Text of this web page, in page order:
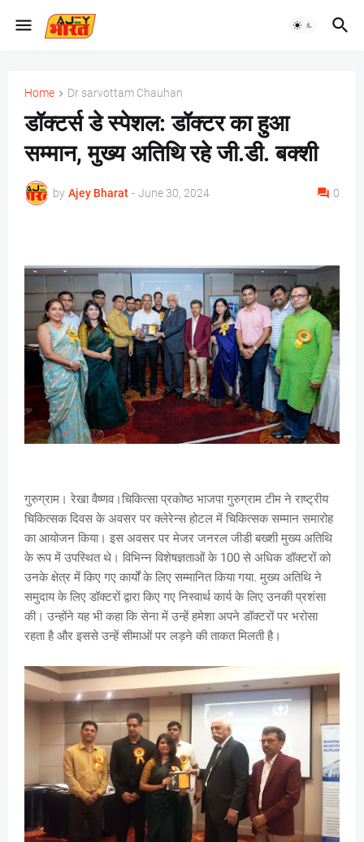
Home Dr sarvottam Chauhan
डॉक्टर्स डे स्पेशल: डॉक्टर का हुआ
सम्मान, मुख्य अतिथि रहे जी.डी. बक्शी
by Ajey Bharat - June 30, 2024 0
गुरुग्राम। रेखा वैष्णव।चिकित्सा प्रकोष्ठ भाजपा गुरुग्राम टीम ने राष्ट्रीय
चिकित्सक दिवस के अवसर पर क्लेरेन्स होटल में चिकित्सक सम्मान समारोह
का आयोजन किया। इस अवसर पर मेजर जनरल जीडी बख्शी मुख्य अतिथि
के रूप में उपस्थित थे। विभिन्न विशेषज्ञताओं के 100 से अधिक डॉक्टरों को
उनके क्षेत्र में किए गए कार्यों के लिए सम्मानित किया गया. मुख्य अतिथि ने
समुदाय के लिए डॉक्टरों द्वारा किए गए निस्वार्थ कार्य के लिए उनकी प्रशंसा
की। उन्होंने यह भी कहा कि सेना में उन्हें हमेशा अपने डॉक्टरों पर भरोसा
रहता है और इससे उन्हें सीमाओं पर लड़ने की ताकत मिलती है।